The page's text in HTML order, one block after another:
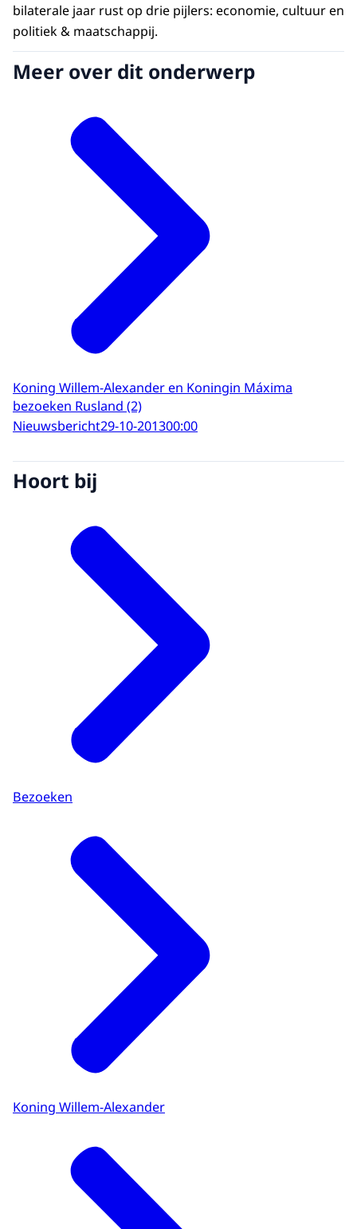
bilaterale jaar rust op drie pijlers: economie, cultuur en
politiek & maatschappij.
Meer over dit onderwerp
Koning Willem-Alexander en Koningin Máxima
bezoeken Rusland (2)
Nieuwsbericht29-10-201300:00
Hoort bij
Bezoeken
Koning Willem-Alexander